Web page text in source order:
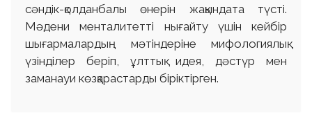
сәндік-қолданбалы өнерін жақындата түсті.
Мәдени менталитетті нығайту үшін кейбір
шығармалардың мәтіндеріне мифологиялық
үзінділер беріп, ұлттық идея, дәстүр мен
заманауи көзқарастарды біріктірген.